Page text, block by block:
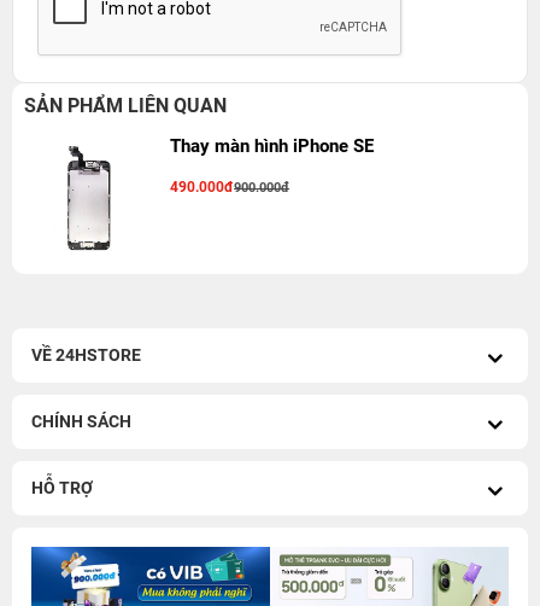
SẢN PHẨM LIÊN QUAN
Thay màn hình iPhone SE
490.000đ900.000đ
VỀ 24HSTORE
CHÍNH SÁCH
HỖ TRỢ